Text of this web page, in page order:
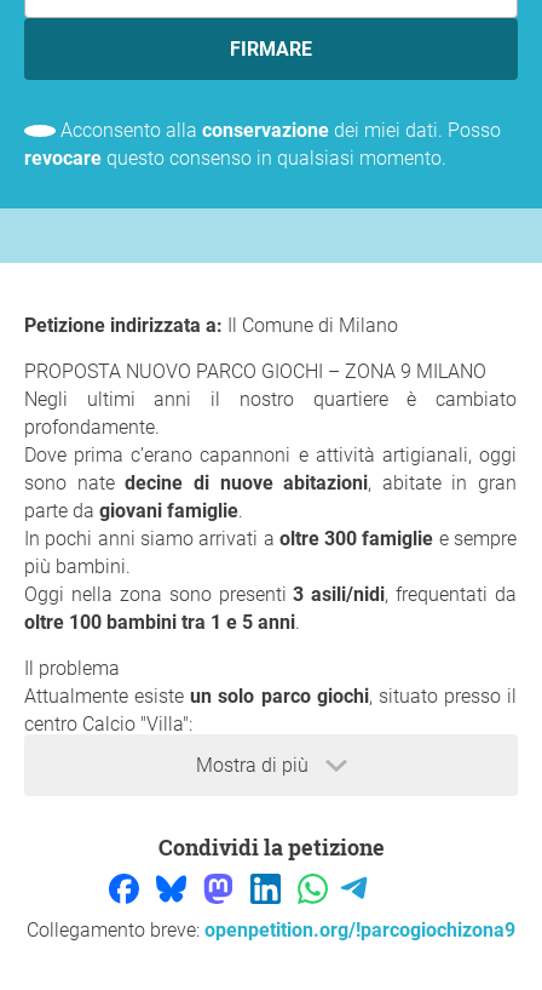
FIRMARE
Acconsento alla conservazione dei miei dati. Posso
revocare questo consenso in qualsiasi momento.
Mostra di più
Petizione indirizzata a: Il Comune di Milano
PROPOSTA NUOVO PARCO GIOCHI – ZONA 9 MILANO
Negli ultimi anni il nostro quartiere è cambiato
profondamente.
Dove prima c’erano capannoni e attività artigianali, oggi
sono natedecine di nuove abitazioni, abitate in gran
parte da giovani famiglie.
In pochi anni siamo arrivati a oltre 300 famiglie e sempre
più bambini.
Oggi nella zona sono presenti3 asili/nidi, frequentati da
oltre 100 bambini tra 1 e 5 anni.
Il problema
Attualmente esisteun solo parco giochi, situato presso il
centro Calcio "Villa":
incrocio molto trafficato
Ogni giorno genitori, nonni e baby sitter si trovano in
La soluzione c’è già
Condividi la petizione
Collegamento breve: openpetition.org/!parcogiochizona9